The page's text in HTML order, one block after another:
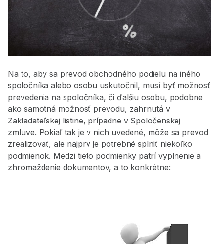
Na to, aby sa prevod obchodného podielu na iného
spoločníka alebo osobu uskutočnil, musí byť možnosť
prevedenia na spoločníka, či ďalšiu osobu, podobne
ako samotná možnosť prevodu, zahrnutá v
Zakladateľskej listine, prípadne v Spoločenskej
zmluve. Pokiaľ tak je v nich uvedené, môže sa prevod
zrealizovať, ale najprv je potrebné splniť niekoľko
podmienok. Medzi tieto podmienky patrí vyplnenie a
zhromaždenie dokumentov, a to konkrétne: